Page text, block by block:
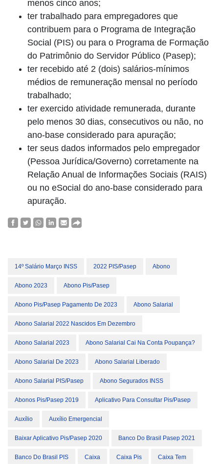
menos cinco anos;
ter trabalhado para empregadores que
contribuem para o Programa de Integração
Social (PIS) ou para o Programa de Formação
do Patrimônio do Servidor Público (Pasep);
ter recebido até 2 (dois) salários-mínimos
médios de remuneração mensal no período
trabalhado;
ter exercido atividade remunerada, durante
pelo menos 30 dias, consecutivos ou não, no
ano-base considerado para apuração;
ter seus dados informados pelo empregador
(Pessoa Jurídica/Governo) corretamente na
Relação Anual de Informações Sociais (RAIS)
ou no eSocial do ano-base considerado para
apuração.
14º Salário Março INSS 2022 PIS/Pasep Abono
Abono 2023 Abono Pis/pasep
Abono Pis/pasep Pagamento De 2023 Abono Salarial
Abono Salarial 2022 Nascidos Em Dezembro
Abono Salarial 2023 Abono Salarial Cai Na Conta Poupança?
Abono Salarial De 2023 Abono Salarial Liberado
Abono Salarial PIS/Pasep Abono Segurados INSS
Abonos Pis/pasep 2019 Aplicativo Para Consultar Pis/pasep
Auxílio Auxílio Emergencial
Baixar Aplicativo Pis/pasep 2020 Banco Do Brasil Pasep 2021
Banco Do Brasil PIS Caixa Caixa Pis Caixa Tem